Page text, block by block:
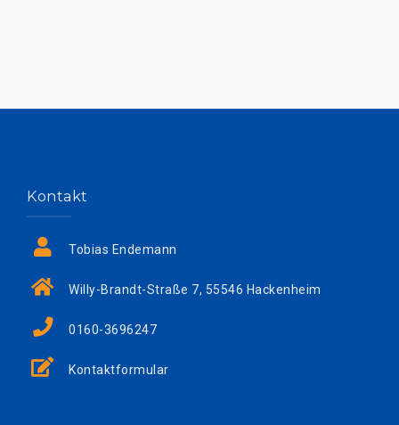
Kontakt
Tobias Endemann
Willy-Brandt-Straße 7, 55546 Hackenheim
0160-3696247
Kontaktformular